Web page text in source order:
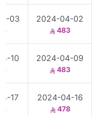
2024-04-02
483
03
2024-04-09
483
10
2024-04-16
478
17